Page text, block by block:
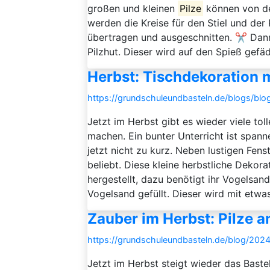
großen und kleinen Pilze können von
werden die Kreise für den Stiel und
übertragen und ausgeschnitten. ✂️
Pilzhut. Dieser wird auf den Spieß
Herbst: Tischdekoration
https://grundschuleundbasteln.de/blogs/
Jetzt im Herbst gibt es wieder viele
machen. Ein bunter Unterricht ist
jetzt nicht zu kurz. Neben lustigen
beliebt. Diese kleine herbstliche
hergestellt, dazu benötigt ihr
Vogelsand gefüllt. Dieser wird mit
Zauber im Herbst: Pilze
https://grundschuleundbasteln.de/blog/
Jetzt im Herbst steigt wieder das